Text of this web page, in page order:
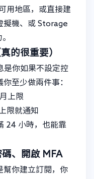
用地區，或直接建
擬機、或 Storage
的很重要）
是你如果不設定控
至少做兩件事：
上限
限就通知
24 小時，也能靠
、開啟 MFA
幫你建立訂閱，你